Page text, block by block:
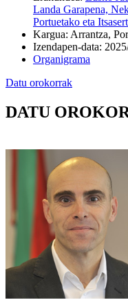
Landa Garapena,
Portuetako eta
Kargua: Arrantza,
Izendapen-data:
Organigrama
Datu orokorrak
DATU